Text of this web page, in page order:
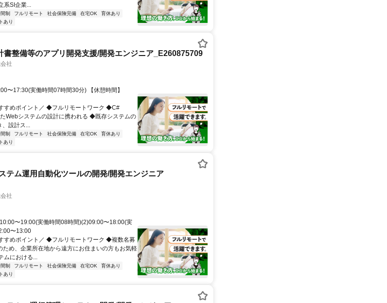
系SI企業...
制 フルリモート 社会保険完備 在宅OK
育休あり
あり
書整備等のアプリ開発支援/開発エンジニア_E260875709
社
〜17:30(実働時間07時間30分) 【休憩時間】
すめポイント／ ◆フルリモートワーク ◆C#
Webシステムの設計に携われる ◆既存システムの
、設計ス...
制 フルリモート 社会保険完備 在宅OK
育休あり
あり
テム運用自動化ツールの開発/開発エンジニア
社
〜19:00(実働時間08時間)(2)09:00〜18:00(実
〜13:00
すめポイント／ ◆フルリモートワーク ◆複数名募
め、企業所在地から遠方にお住まいの方もお気軽
ムにおける...
制 フルリモート 社会保険完備 在宅OK
育休あり
あり